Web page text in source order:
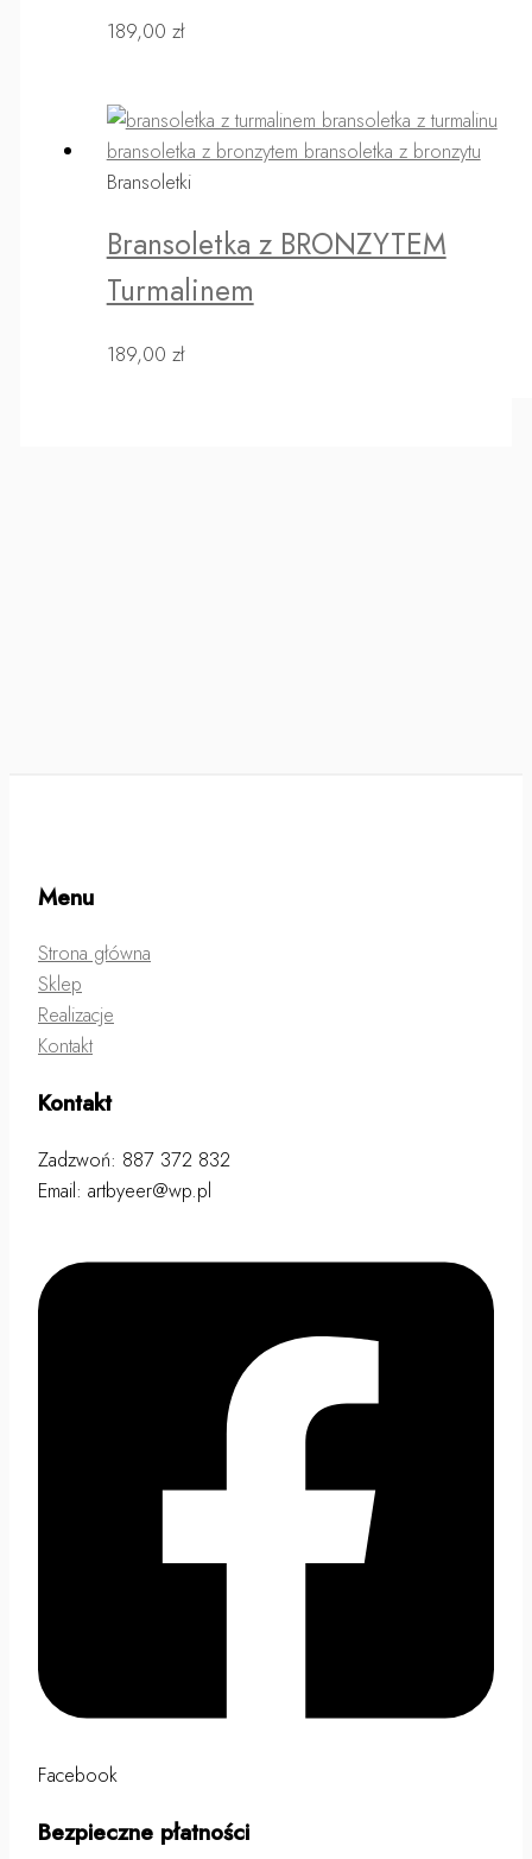
189,00 zł
Bransoletki
Bransoletka z BRONZYTEM
Turmalinem
189,00 zł
Menu
Strona główna
Sklep
Realizacje
Kontakt
Kontakt
Zadzwoń: 887 372 832
Email: artbyeer@wp.pl
Facebook
Bezpieczne płatności